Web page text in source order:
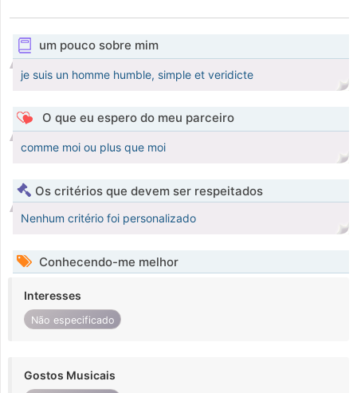
um pouco sobre mim
je suis un homme humble, simple et veridicte
O que eu espero do meu parceiro
comme moi ou plus que moi
Os critérios que devem ser respeitados
Nenhum critério foi personalizado
Conhecendo-me melhor
Interesses
Não especificado
Gostos Musicais